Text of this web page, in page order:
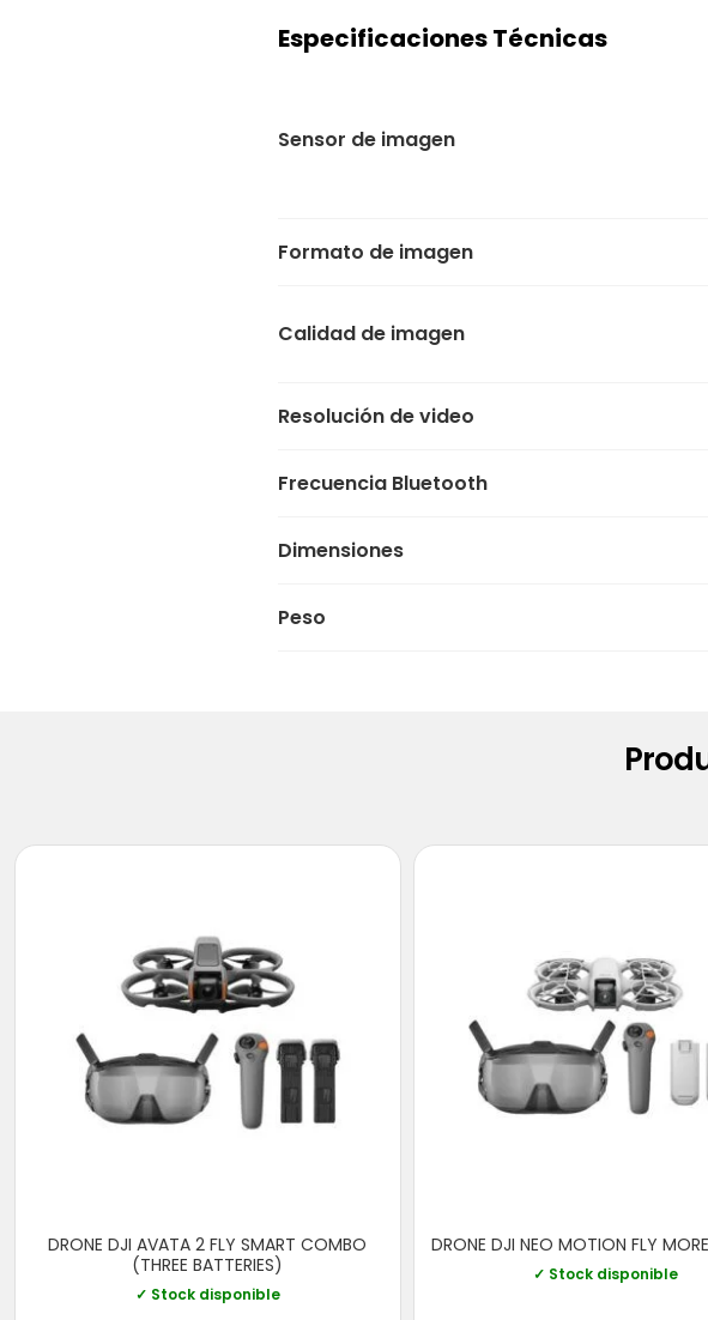
Especificaciones Técnicas
Sensor de imagen
Formato de imagen
Calidad de imagen
Resolución de video
Frecuencia Bluetooth
Dimensiones
Peso
DRONE DJI AVATA 2 FLY SMART COMBO
(THREE BATTERIES)
✓ Stock disponible
DRONE DJI NEO MOTION FLY
✓ Stock disponible